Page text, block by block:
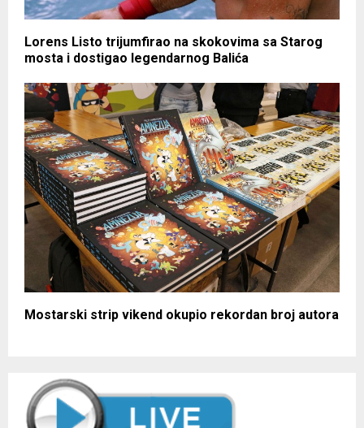
Lorens Listo trijumfirao na skokovima sa Starog
mosta i dostigao legendarnog Balića
Mostarski strip vikend okupio rekordan broj autora